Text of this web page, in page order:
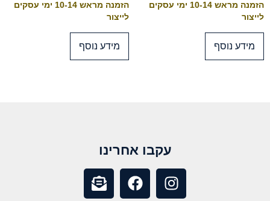
הזמנה מראש 10-14 ימי עסקים
לייצור
מידע נוסף
הזמנה מראש 10-14 ימי עסקים
לייצור
מידע נוסף
עקבו אחרינו